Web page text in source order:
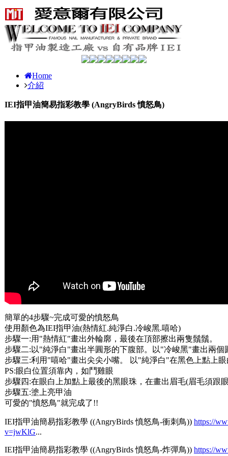
Home
介紹
IEI指甲油簡易指彩教學 (AngryBirds 憤怒鳥)
簡單的4步驟~完成可愛的憤怒鳥
使用顏色為IEI指甲油(熱情紅.純淨白.冷峻黑.嘻哈)
步驟一:用"熱情紅"畫出外輪廓，最後在頂部擦出兩隻鬚鬚。
步驟二:以"純淨白"畫出半圓形的下腹部。以"冷峻黑"畫出兩個
步驟三:利用"嘻哈"畫出尖尖小嘴。 以"純淨白"在黑色上點上眼
PS:眼白位置須靠內，如鬥雞眼
步驟四:在眼白上加點上最後的黑眼珠，在畫出眉毛(眉毛須跟
步驟五:塗上亮甲油
可愛的"憤怒鳥"就完成了!!
IEI指甲油簡易指彩教學 ((AngryBirds 憤怒鳥-衝刺鳥)) https://
v=jwKlG...
IEI指甲油簡易指彩教學 ((AngryBirds 憤怒鳥-炸彈鳥)) https://